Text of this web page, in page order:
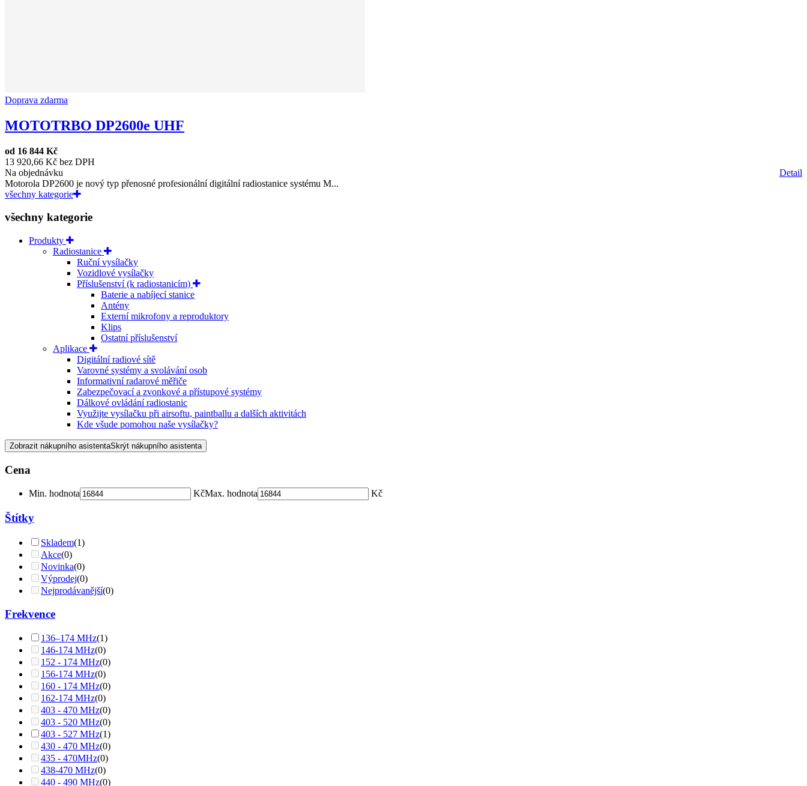
Doprava zdarma
MOTOTRBO DP2600e UHF
od 16 844 Kč
13 920,66 Kč bez DPH
Detail
Na objednávku
Motorola DP2600 je nový typ přenosné profesionální digitální radiostanice systému M...
všechny kategorie
všechny kategorie
Produkty
Radiostanice
Ruční vysílačky
Vozidlové vysílačky
Příslušenství (k radiostanicím)
Baterie a nabíjecí stanice
Antény
Externí mikrofony a reproduktory
Klips
Ostatní příslušenství
Aplikace
Digitální radiové sítě
Varovné systémy a svolávání osob
Informativní radarové měřiče
Zabezpečovací a zvonkové a přístupové systémy
Dálkové ovládání radiostanic
Využijte vysílačku při airsoftu, paintballu a dalších aktivitách
Kde všude pomohou naše vysílačky?
Zobrazit nákupního asistentaSkrýt nákupního asistenta
Cena
Min. hodnota KčMax. hodnota Kč
Štítky
Skladem(1)
Akce(0)
Novinka(0)
Výprodej(0)
Nejprodávanější(0)
Frekvence
136–174 MHz(1)
146-174 MHz(0)
152 - 174 MHz(0)
156-174 MHz(0)
160 - 174 MHz(0)
162-174 MHz(0)
403 - 470 MHz(0)
403 - 520 MHz(0)
403 - 527 MHz(1)
430 - 470 MHz(0)
435 - 470MHz(0)
438-470 MHz(0)
440 - 490 MHz(0)